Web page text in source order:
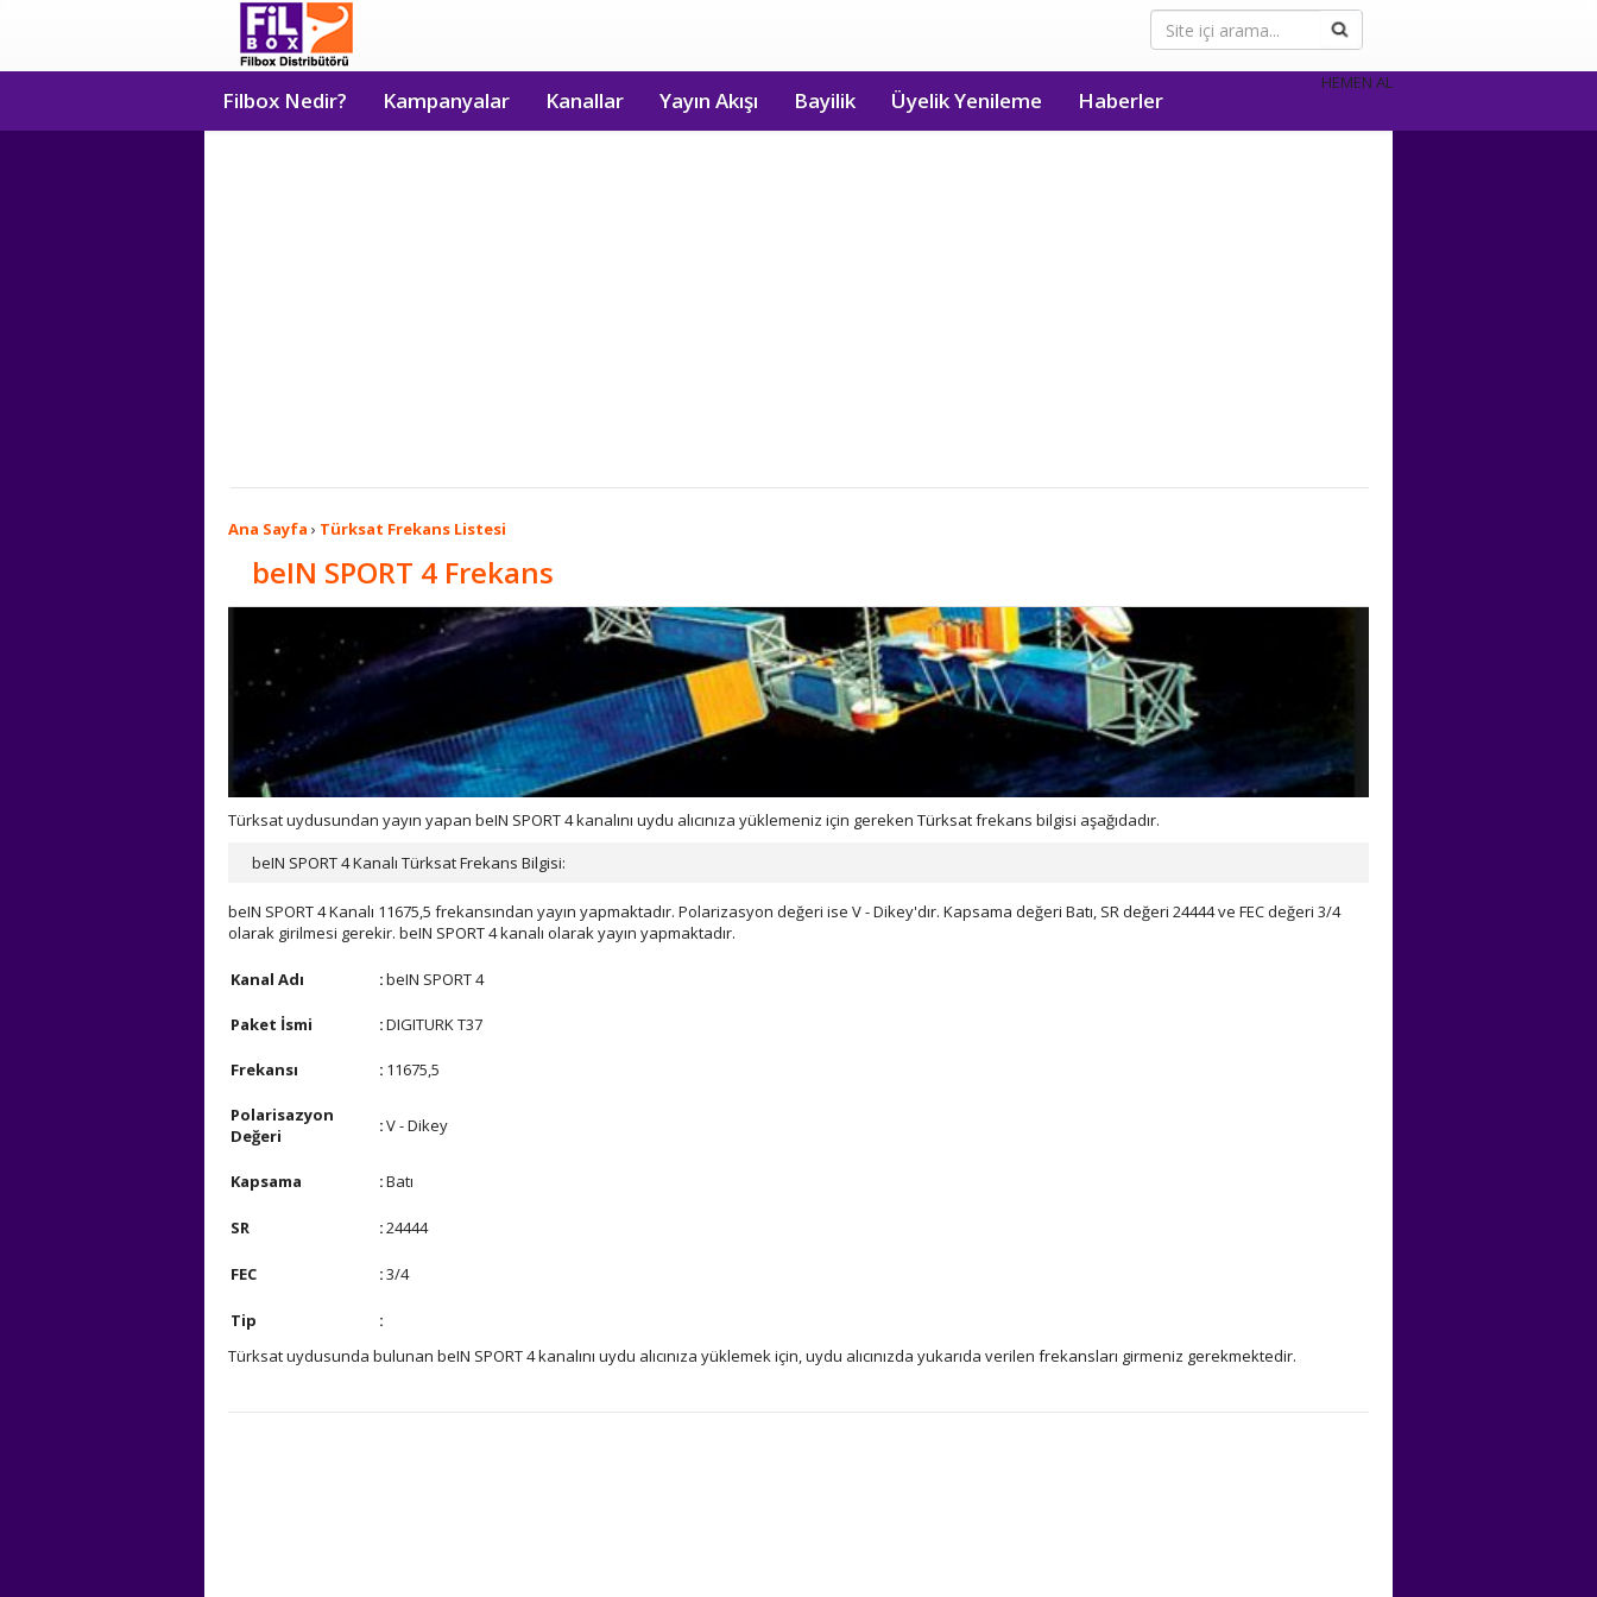
Filbox Nedir? Kampanyalar Kanallar Yayın Akışı Bayilik Üyelik Yenileme Haberler
HEMEN AL
Ana Sayfa › Türksat Frekans Listesi
beIN SPORT 4 Frekans
Türksat uydusundan yayın yapan beIN SPORT 4 kanalını uydu alıcınıza yüklemeniz için gereken Türksat frekans bilgisi aşağıdadır.
beIN SPORT 4 Kanalı Türksat Frekans Bilgisi:
beIN SPORT 4 Kanalı 11675,5 frekansından yayın yapmaktadır. Polarizasyon değeri ise V - Dikey'dır. Kapsama değeri Batı, SR değeri 24444 ve FEC değeri 3/4
olarak girilmesi gerekir. beIN SPORT 4 kanalı olarak yayın yapmaktadır.
Kanal Adı :beIN SPORT 4
Paket İsmi :DIGITURK T37
Frekansı : 11675,5
Polarisazyon
Değeri
:V - Dikey
Kapsama :Batı
SR :24444
FEC :3/4
Tip
:
Türksat uydusunda bulunan beIN SPORT 4 kanalını uydu alıcınıza yüklemek için, uydu alıcınızda yukarıda verilen frekansları girmeniz gerekmektedir.